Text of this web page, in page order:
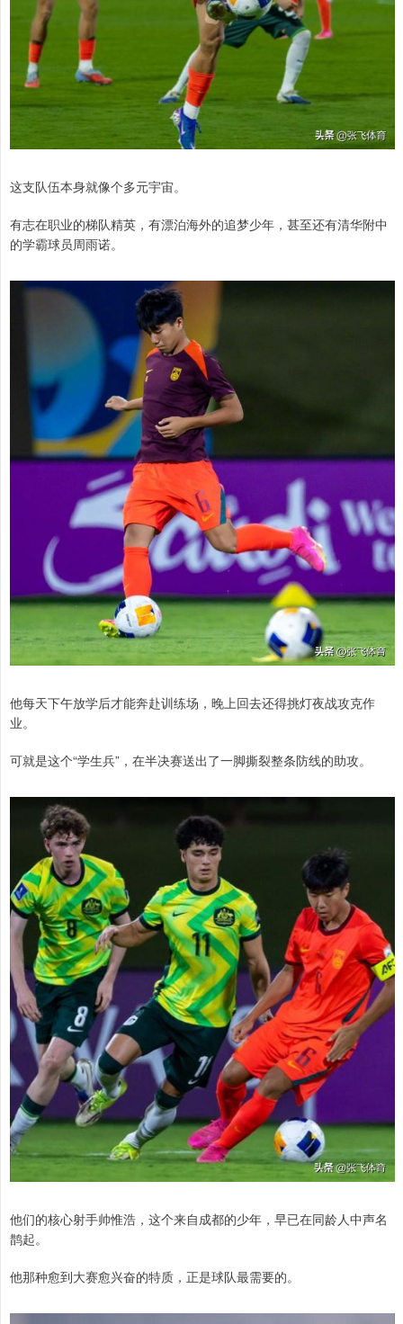
这支队伍本身就像个多元宇宙。
有志在职业的梯队精英，有漂泊海外的追梦少年，甚至还有清华附中
的学霸球员周雨诺。
他每天下午放学后才能奔赴训练场，晚上回去还得挑灯夜战攻克作
业。
可就是这个“学生兵”，在半决赛送出了一脚撕裂整条防线的助攻。
他们的核心射手帅惟浩，这个来自成都的少年，早已在同龄人中声名
鹊起。
他那种愈到大赛愈兴奋的特质，正是球队最需要的。